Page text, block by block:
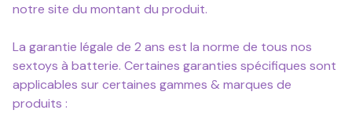
notre site du montant du produit.
La garantie légale de 2 ans est la norme de tous nos
sextoys à batterie. Certaines garanties spécifiques sont
applicables sur certaines gammes & marques de
produits :